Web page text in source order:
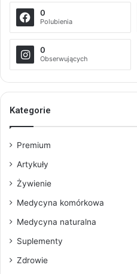
0
Polubienia
0
Obserwujących
Kategorie
Premium
Artykuły
Żywienie
Medycyna komórkowa
Medycyna naturalna
Suplementy
Zdrowie